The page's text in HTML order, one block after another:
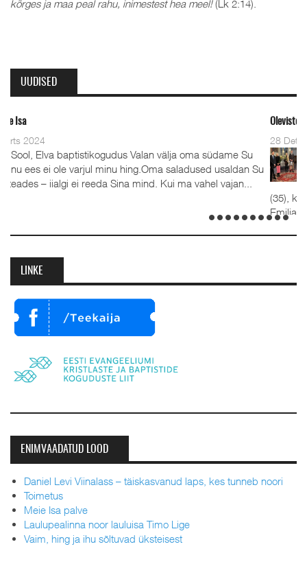
kõrges ja maa peal rahu, inimestest hea meel!(Lk 2:14).
UUDISED
oma südame Su
usaldan Su
ma vahel vajan...
Detsember 2023 Kaks aastat tagasi,
advendipühapäeval seati Oleviste
koguduses pastoriteks Teet Uuemõis
(35), kelle kõrval seisavad ustavad
Emilia. Ordineerimine toimus samuti 1.
LINKE
ENIMVAADATUD LOOD
Daniel Levi Viinalass – täiskasvanud laps, kes tunneb noori
Toimetus
Meie Isa palve
Laulupealinna noor lauluisa Timo Lige
Vaim, hing ja ihu sõltuvad üksteisest